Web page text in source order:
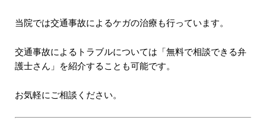
当院では交通事故によるケガの治療も行っています。
交通事故によるトラブルについては「無料で相談できる弁
護士さん」を紹介することも可能です。
お気軽にご相談ください。